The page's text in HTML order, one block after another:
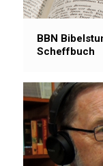
BBN
Scheffbuch